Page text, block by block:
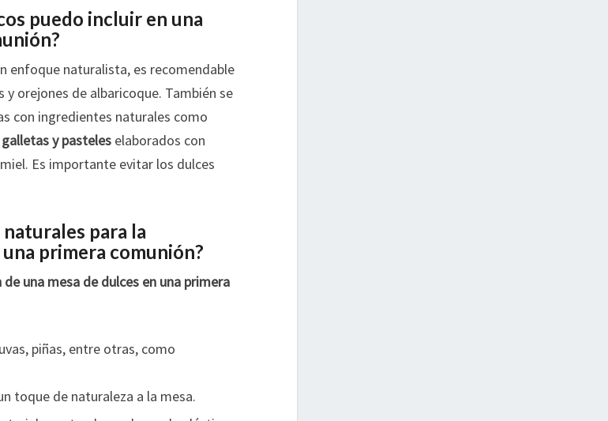
puedo incluir en una
enfoque naturalista, es recomendable
y orejones de albaricoque. También se
con ingredientes naturales como
galletas y pasteles elaborados con
Es importante evitar los dulces
para la
primera comunión?
una mesa de dulces en una primera
piñas, entre otras, como
toque de naturaleza a la mesa.